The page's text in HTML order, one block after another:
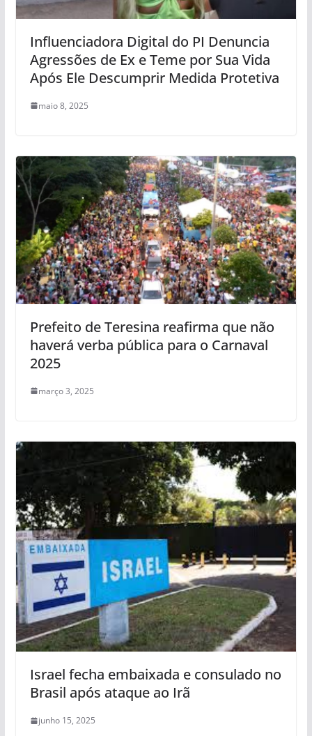
Influenciadora Digital do PI Denuncia
Agressões de Ex e Teme por Sua Vida
Após Ele Descumprir Medida Protetiva
maio 8, 2025
Prefeito de Teresina reafirma que não
haverá verba pública para o Carnaval
2025
março 3, 2025
Israel fecha embaixada e consulado no
Brasil após ataque ao Irã
junho 15, 2025